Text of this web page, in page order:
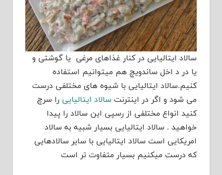
سالاد ایتالیایی در کنار غذاهای مرغی یا گوشتی و
یا در د اخل ساندویچ هم میتوانیم استفاده
کنیم.سالاد ایتالیایی با شیوه های مختلفی درست
می شود و اگر در اینترنت سالاد ایتالیایی را سرچ
کنید انواع مختلفی از رسپی این سالاد را پیدا
خواهید . سالاد ایتالیایی بسیار شبیه به سالاد
امریکایی است سالاد ایتالیایی با سایر سالادهایی
که درست میکنیم بسیار متفاوت تر است